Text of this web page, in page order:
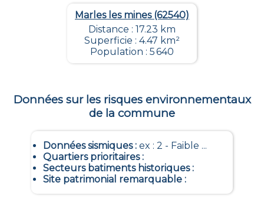
Marles les mines (62540)
Distance : 17.23 km
Superficie : 4.47 km²
Population : 5 640
Données sur les risques environnementaux
de la commune
Données sismiques: ex : 2 - Faible ...
Quartiers prioritaires:
Secteurs batiments historiques:
Site patrimonial remarquable: